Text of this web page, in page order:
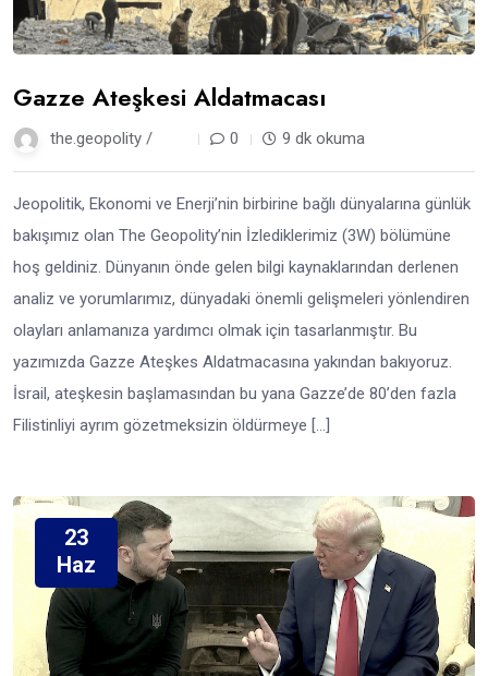
Gazze Ateşkesi Aldatmacası
the.geopolity / 0 9 dk okuma
Jeopolitik, Ekonomi ve Enerji’nin birbirine bağlı dünyalarına günlük
bakışımız olan The Geopolity’nin İzlediklerimiz (3W) bölümüne
hoş geldiniz. Dünyanın önde gelen bilgi kaynaklarından derlenen
analiz ve yorumlarımız, dünyadaki önemli gelişmeleri yönlendiren
olayları anlamanıza yardımcı olmak için tasarlanmıştır. Bu
yazımızda Gazze Ateşkes Aldatmacasına yakından bakıyoruz.
İsrail, ateşkesin başlamasından bu yana Gazze’de 80’den fazla
Filistinliyi ayrım gözetmeksizin öldürmeye […]
23
Haz